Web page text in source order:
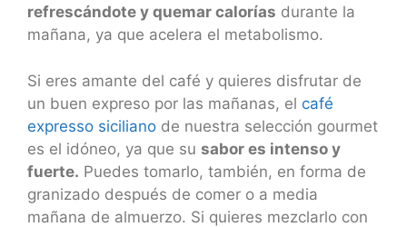
refrescándote y quemar calorías durante la
mañana, ya que acelera el metabolismo.
Si eres amante del café y quieres disfrutar de
un buen expreso por las mañanas, el café
expresso siciliano de nuestra selección gourmet
es el idóneo, ya que su sabor es intenso y
fuerte. Puedes tomarlo, también, en forma de
granizado después de comer o a media
mañana de almuerzo. Si quieres mezclarlo con